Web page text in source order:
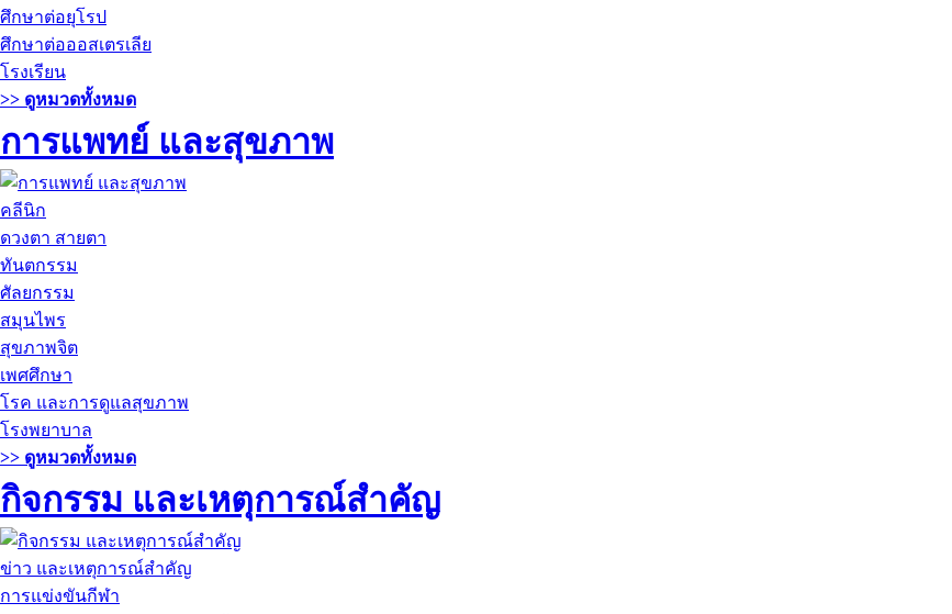
ศึกษาต่อยุโรป
ศึกษาต่อออสเตรเลีย
โรงเรียน
>> ดูหมวดทั้งหมด
การแพทย์ และสุขภาพ
คลีนิก
ดวงตา สายตา
ทันตกรรม
ศัลยกรรม
สมุนไพร
สุขภาพจิต
เพศศึกษา
โรค และการดูแลสุขภาพ
โรงพยาบาล
>> ดูหมวดทั้งหมด
กิจกรรม และเหตุการณ์สำคัญ
ข่าว และเหตุการณ์สำคัญ
การแข่งขันกีฬา